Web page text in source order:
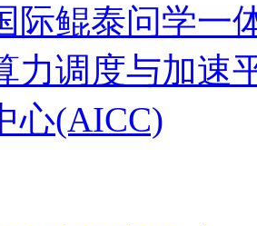
际鲲泰问学一
力调度与加速
心(AICC)